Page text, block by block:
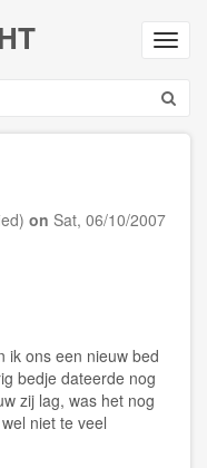
on Sat, 06/10/2007
ik ons een nieuw bed
bedje dateerde nog
zij lag, was het nog
niet te veel